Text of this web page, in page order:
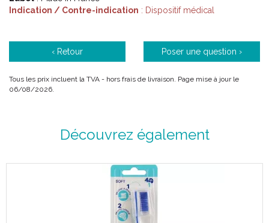
Indication / Contre-indication : Dispositif médical
‹ Retour Poser une question ›
Tous les prix incluent la TVA - hors frais de livraison. Page mise à jour le
06/08/2026.
Découvrez également